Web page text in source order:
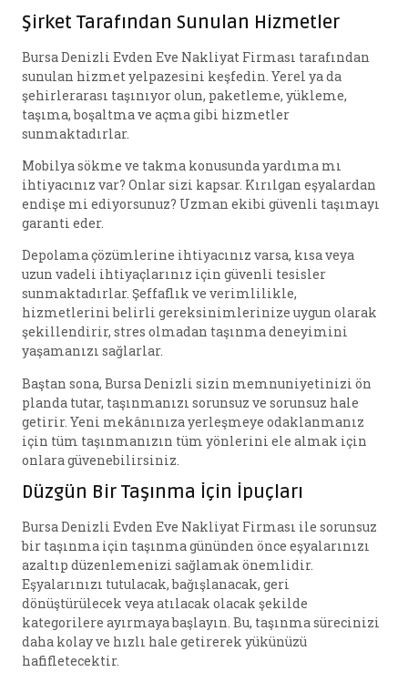
Şirket Tarafından Sunulan Hizmetler
Bursa Denizli Evden Eve Nakliyat Firması tarafından
sunulan hizmet yelpazesini keşfedin. Yerel ya da
şehirlerarası taşınıyor olun, paketleme, yükleme,
taşıma, boşaltma ve açma gibi hizmetler
sunmaktadırlar.
Mobilya sökme ve takma konusunda yardıma mı
ihtiyacınız var? Onlar sizi kapsar. Kırılgan eşyalardan
endişe mi ediyorsunuz? Uzman ekibi güvenli taşımayı
garanti eder.
Depolama çözümlerine ihtiyacınız varsa, kısa veya
uzun vadeli ihtiyaçlarınız için güvenli tesisler
sunmaktadırlar. Şeffaflık ve verimlilikle,
hizmetlerini belirli gereksinimlerinize uygun olarak
şekillendirir, stres olmadan taşınma deneyimini
yaşamanızı sağlarlar.
Baştan sona, Bursa Denizli sizin memnuniyetinizi ön
planda tutar, taşınmanızı sorunsuz ve sorunsuz hale
getirir. Yeni mekânınıza yerleşmeye odaklanmanız
için tüm taşınmanızın tüm yönlerini ele almak için
onlara güvenebilirsiniz.
Düzgün Bir Taşınma İçin İpuçları
Bursa Denizli Evden Eve Nakliyat Firması ile sorunsuz
bir taşınma için taşınma gününden önce eşyalarınızı
azaltıp düzenlemenizi sağlamak önemlidir.
Eşyalarınızı tutulacak, bağışlanacak, geri
dönüştürülecek veya atılacak olacak şekilde
kategorilere ayırmaya başlayın. Bu, taşınma sürecinizi
daha kolay ve hızlı hale getirerek yükünüzü
hafifletecektir.